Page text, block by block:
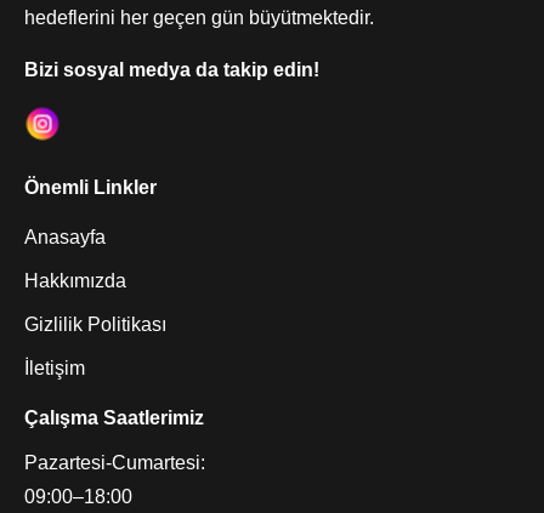
hedeflerini her geçen gün büyütmektedir.
Bizi sosyal medya da takip edin!
Önemli Linkler
Anasayfa
Hakkımızda
Gizlilik Politikası
İletişim
Çalışma Saatlerimiz
Pazartesi-Cumartesi:
09:00–18:00